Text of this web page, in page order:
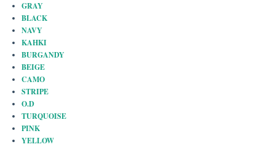
GRAY
BLACK
NAVY
KAHKI
BURGANDY
BEIGE
CAMO
STRIPE
O.D
TURQUOISE
PINK
YELLOW